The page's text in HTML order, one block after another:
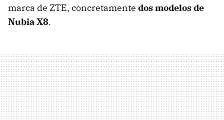
marca de ZTE, concretamente dos modelos de
Nubia X8.